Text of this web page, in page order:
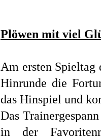
Plöwen mit viel
Am ersten Spieltag
Hinrunde die
das Hinspiel und
Das
in der